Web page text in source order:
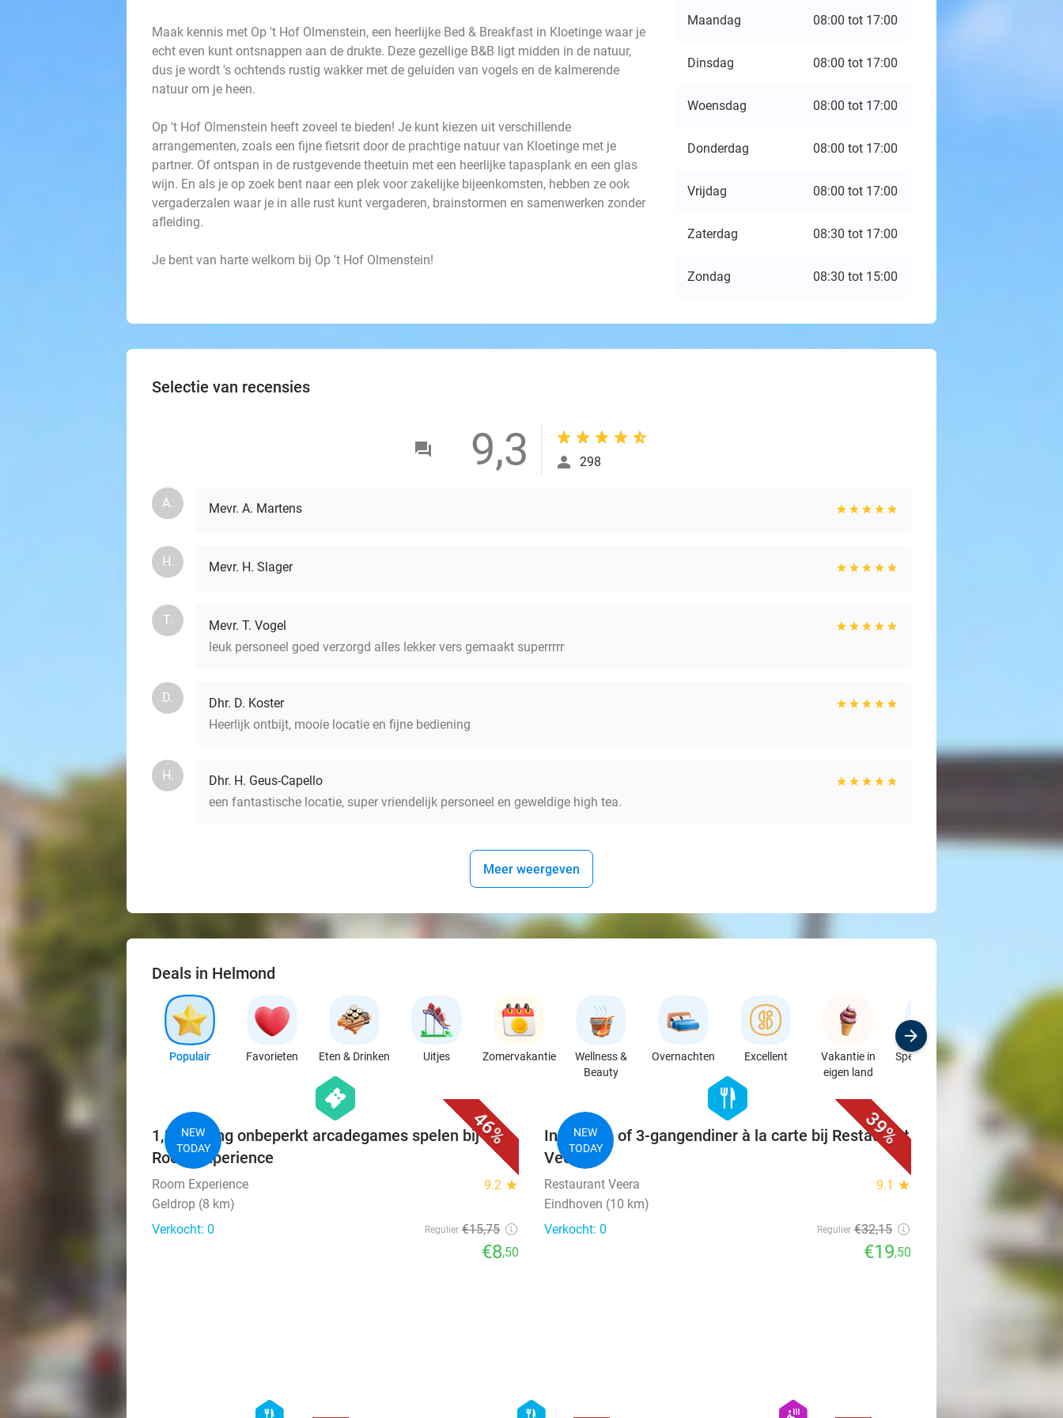
Maak kennis met Op 't Hof Olmenstein, een heerlijke Bed & Breakfast in Kloetinge waar je
echt even kunt ontsnappen aan de drukte. Deze gezellige B&B ligt midden in de natuur,
dus je wordt 's ochtends rustig wakker met de geluiden van vogels en de kalmerende
natuur om je heen.
Op 't Hof Olmenstein heeft zoveel te bieden! Je kunt kiezen uit verschillende
arrangementen, zoals een fijne fietsrit door de prachtige natuur van Kloetinge met je
partner. Of ontspan in de rustgevende theetuin met een heerlijke tapasplank en een glas
wijn. En als je op zoek bent naar een plek voor zakelijke bijeenkomsten, hebben ze ook
vergaderzalen waar je in alle rust kunt vergaderen, brainstormen en samenwerken zonder
afleiding.
Je bent van harte welkom bij Op 't Hof Olmenstein!
Maandag 08:00 tot 17:00
Dinsdag 08:00 tot 17:00
Woensdag 08:00 tot 17:00
Donderdag 08:00 tot 17:00
Vrijdag 08:00 tot 17:00
Zaterdag 08:30 tot 17:00
Zondag 08:30 tot 15:00
Selectie van recensies
9,3 298
A. Mevr. A. Martens
H. Mevr. H. Slager
T.
Mevr. T. Vogel
leuk personeel goed verzorgd alles lekker vers gemaakt superrrrr
D.
Dhr. D. Koster
Heerlijk ontbijt, mooie locatie en fijne bediening
H.
Dhr. H. Geus-Capello
een fantastische locatie, super vriendelijk personeel en geweldige high tea.
Meer weergeven
Deals in Helmond
Populair Favorieten Eten & Drinken Uitjes Zomervakantie
Wellness &
Beauty
Overnachten Excellent
Vakantie in
eigen land
Speciaalzaken
& Auto's
46%
NEW
TODAY
hexagon
events
1,5 uur lang onbeperkt arcadegames spelen bij
Room Experience
Room Experience 9.2 star
Geldrop (8 km)
Verkocht: 0
Regulier €15,75
€8,50
39%
NEW
TODAY
hexagon
food
Indiaas 2- of 3-gangendiner à la carte bij Restaurant
Veera
Restaurant Veera 9.1 star
Eindhoven (10 km)
Verkocht: 0
Regulier €32,15
€19,50
food food wellness